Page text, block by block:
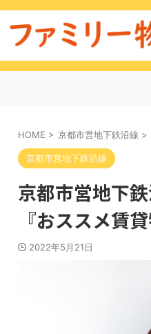
HOME > 京都市営地下鉄沿線 >
京都市営地下鉄沿線
京都市営地下
『おススメ賃
2022年5月21日